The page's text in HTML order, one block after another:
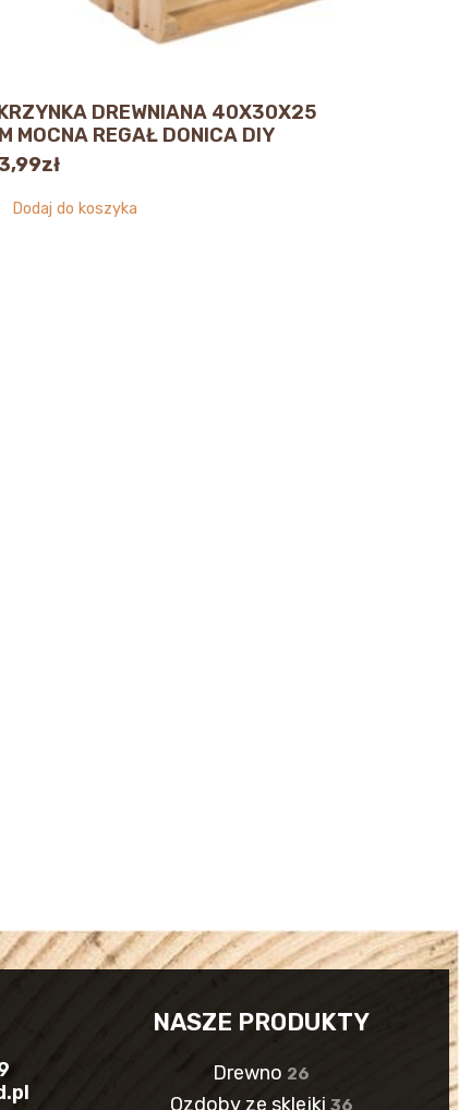
DREWNIANA 40X30X25
MOCNA REGAŁ DONICA DIY
zł
Dodaj do koszyka
NASZE PRODUKTY
Drewno 26
Ozdoby ze sklejki 36